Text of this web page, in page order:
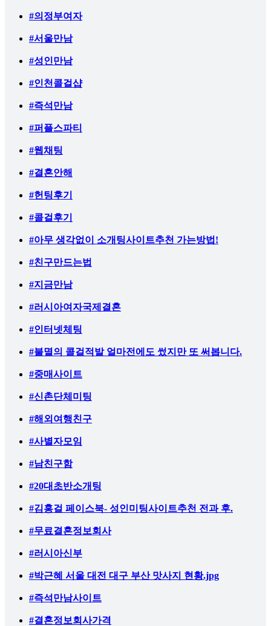
#의정부여자
#서울만남
#성인만남
#인천콜걸샵
#즉석만남
#퍼플스파티
#웹채팅
#결혼안해
#헌팅후기
#콜걸후기
#아무 생각없이 소개팅사이트추천 가는방법!
#친구만드는법
#지금만남
#러시아여자국제결혼
#인터넷체팅
#불멸의 콜걸적발 얼마전에도 썼지만 또 써봅니다.
#중매사이트
#신촌단체미팅
#해외여행친구
#사별자모임
#남친구함
#20대초반소개팅
#김홍걸 페이스북- 성인미팅사이트추천 전과 후.
#무료결혼정보회사
#러시아신부
#박근혜 서울 대전 대구 부산 맛사지 현황.jpg
#즉석만남사이트
#결혼정보회사가격